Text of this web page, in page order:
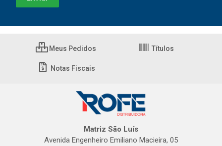
Meus Pedidos Títulos
Notas Fiscais
Matriz São Luís
Avenida Engenheiro Emiliano Macieira, 05